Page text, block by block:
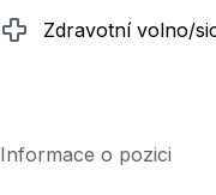
Zdravotní volno/
Informace o pozici